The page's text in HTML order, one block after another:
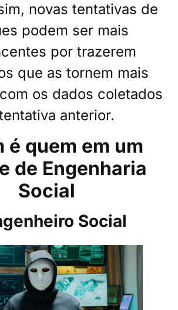
novas tentativas de
podem ser mais
por trazerem
que as tornem mais
os dados coletados
anterior.
é quem em um
de Engenharia
Social
Social